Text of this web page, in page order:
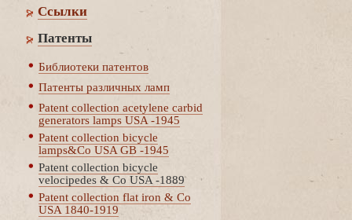
Cсылки
Патенты
Библиотеки патенто
Патенты различных ламп
Patent collection acetylene carbid
generators lamps USA -1945
Patent collection bicycle
lamps&Co USA GB -1945
Patent collection bicycle
velocipedes & Co USA -1889
Patent collection flat iron & Co
USA 1840-1919